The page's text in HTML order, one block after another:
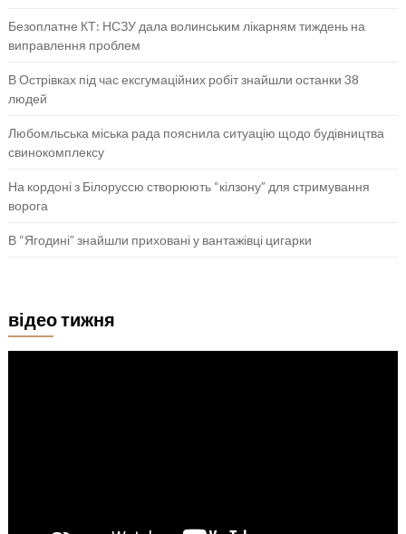
Безоплатне КТ: НСЗУ дала волинським лікарням тиждень на
виправлення проблем
В Острівках під час ексгумаційних робіт знайшли останки 38
людей
Любомльська міська рада пояснила ситуацію щодо будівництва
свинокомплексу
На кордоні з Білоруссю створюють “кілзону” для стримування
ворога
В “Ягодині” знайшли приховані у вантажівці цигарки
відео тижня